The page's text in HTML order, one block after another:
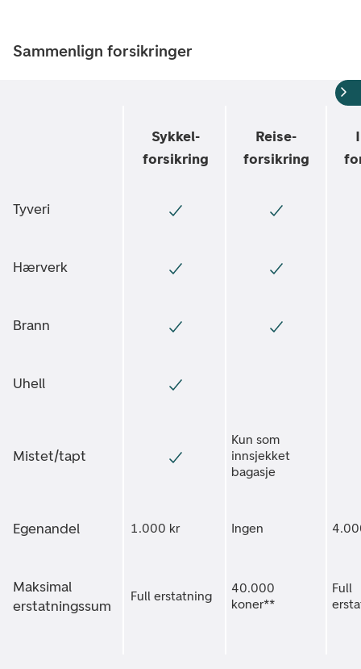
Sammenlign forsikringer
Sykkel­
forsikring
Reise­
forsikring
Tyveri
Hærverk
Brann
Uhell
Mistet/tapt
Kun som
innsjekket
bagasje
Egenandel 1.000 kr Ingen
Maksimal
erstatningssum
Full erstatning
40.000
koner**
Full